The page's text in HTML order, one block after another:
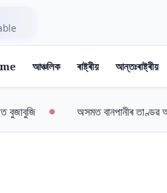
আঞ্চলিক ৰাষ্ট্ৰীয় আন্তঃৰাষ্ট্ৰীয়
অসমত বানপানীৰ তাণ্ডৱ